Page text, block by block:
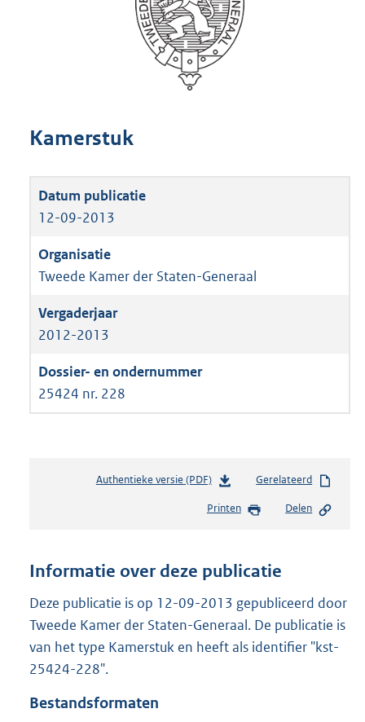
Kamerstuk
12-09-2013
Tweede Kamer der Staten-Generaal
2012-2013
25424 nr. 228
Authentieke versie (PDF)b
s
n
s
r
o
Gerelateerd
Printen Delen
Informatie over deze publicatie
Deze publicatie is op 12-09-2013 gepubliceerd door
Tweede Kamer der Staten-Generaal. De publicatie is
van het type Kamerstuk en heeft als identifier "kst-
25424-228".
Bestandsformaten